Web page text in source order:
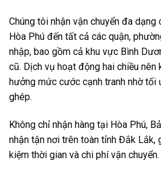
Chúng tôi nhận vận chuyển đa
Hòa Phú đến tất cả các quận,
nhập, bao gồm cả khu vực Bình
cũ. Dịch vụ hoạt động hai chiều nên
hưởng mức cước cạnh tranh nhờ tối
ghép.
Không chỉ nhận hàng tại Hòa Phú,
nhận tận nơi trên toàn tỉnh Đắk Lắk,
kiệm thời gian và chi phí vận chuyển.